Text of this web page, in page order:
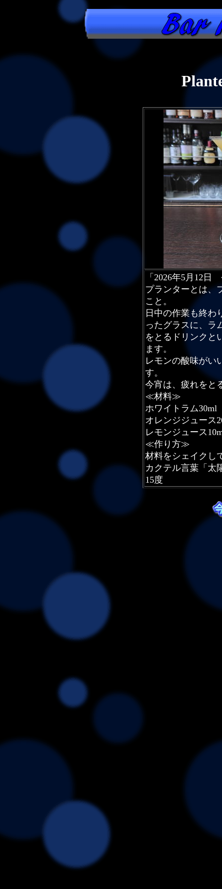
「2026年5月12
プランターとは、
こと。
日中の作業も終わ
ったグラスに、ラ
をとるドリンクと
ます。
レモンの酸味がい
す。
今宵は、疲れをと
≪材料≫
ホワイトラム30ml
オレンジジュース
レモンジュース
≪作り方≫
材料をシェイクし
カクテル言葉「太
15度